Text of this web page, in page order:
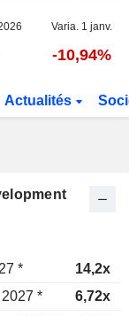
Varia. 1 janv.
-10,94%
Actualités
* 14,2x
* 6,72x